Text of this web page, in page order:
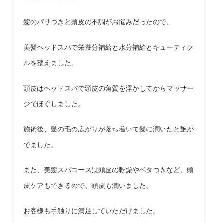
髪のパサつきと頭皮の不調がお悩みだったので、
美髪ヘッドスパで栄養分補給と水分補給とキューティク
ルを整えました。
頭皮はヘッドスパで頭皮の角質を浮かしてからマッサー
ジでほぐしました。
施術後、髪の毛の広がりが落ち着いて髪に潤いたと艶が
でました。
また、美髪スパコースは頭皮の乾燥やベタつきなど、頭
皮ケアもできるので、頭皮も潤いました。
お客様も手触りに満足していただけました。